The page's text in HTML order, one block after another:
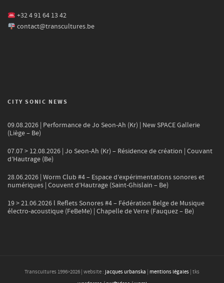
+32 4 91 64 13 42
contact@transcultures.be
CITY SONIC NEWS
09.08.2026 | Performance de Jo Seon-Ah (Kr) | New SPACE Gallerie
(Liège – Be)
07.07 > 12.08.2026 | Jo Seon-Ah (Kr) – Résidence de création | Couvant
d’Hautrage (Be)
28.06.2026 | Worm Club #4 – Espace d’expérimentations sonores et
numériques | Couvent d’Hautrage (Saint-Ghislain – Be)
19 > 21.06.2026 l Reflets Sonores #4 – Fédération Belge de Musique
électro-acoustique (FeBeMe) | Chapelle de Verre (Fauquez – Be)
Transcultures 1996>2026 | website : jacques urbanska mentions légales | tks